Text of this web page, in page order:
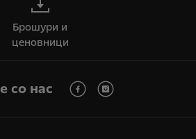
Брошури и
ценовници
со нас